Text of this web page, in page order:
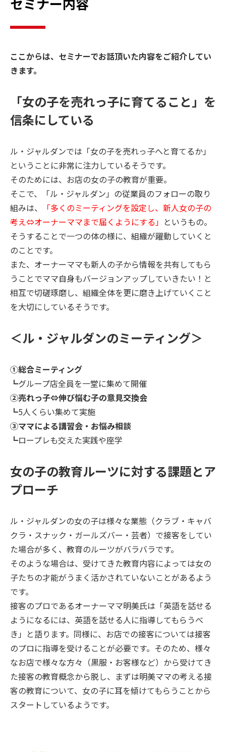
ここからは、セミナーでお話頂いた内容をご紹介してい
きます。
「女の子を売れっ子に育てること」を
信条にしている
ル・ジャルダンでは「女の子を売れっ子へと育てるか」
ということに非常に注力しているそうです。
そのためには、お店の女の子の教育が重要。
そこで、「ル・ジャルダン」の従業員のフォローの取り
組みは、
「多くのミーティングを設定し、新人女の子の
考え⇔オーナーママまで届くようにする」 というもの。
そうすることで一つの体の様に、組織が躍動していくと
のことです。
また、オーナーママも新人の子から情報を共有してもら
うことでママ自身もバージョンアップしていきたい！と
相互で切磋琢磨し、組織全体を更に磨き上げていくこと
を大切にしているそうです。
＜ル・ジャルダンのミーティング＞
①総合ミーティング
┗グループ店全員を一堂に集めて開催
②売れっ子⇔伸び悩む子の意見交換会
┗5人くらい集めて実施
③ママによる講習会・お悩み相談
┗ロープレも交えた実践や座学
女の子の教育ルーツに対する課題とア
プローチ
ル・ジャルダンの女の子は様々な業態（クラブ・キャバ
クラ・スナック・ガールズバー・芸者）で接客をしてい
た場合が多く、教育のルーツがバラバラです。
そのような場合は、受けてきた教育内容によっては女の
子たちの才能がうまく活かされていないことがあるよう
です。
接客のプロであるオーナーママ明美氏は「英語を話せる
ようになるには、英語を話せる人に指導してもらうべ
き」と語ります。同様に、お店での接客については接客
のプロに指導を受けることが必要です。そのため、様々
なお店で様々な方々（黒服・お客様など）から受けてき
た接客の教育概念から脱し、まずは明美ママの考える接
客の教育について、女の子に耳を傾けてもらうことから
スタートしているようです。